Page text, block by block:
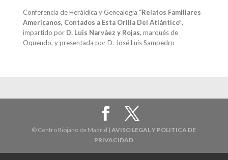
Conferencia de Heráldica y Genealogía “Relatos Familiares
Americanos, Contados a Esta Orilla Del Atlántico”,
impartido por D. Luis Narváez y Rojas, marqués de
Oquendo, y presentada por D. José Luis Sampedro
© Centro Riojano de Madrid |AVISO LEGAL Y POLITICA DE
PRIVACIDAD